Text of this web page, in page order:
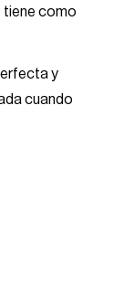
tiene como
y
cuando